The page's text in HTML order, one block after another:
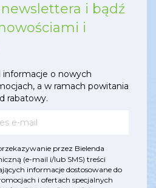
i bądź
i
informacje o nowych
a w ramach powitania
rabatowy.
przez Bielenda
(e-mail i/lub SMS) treści
informacje dostosowane do
i ofertach specjalnych